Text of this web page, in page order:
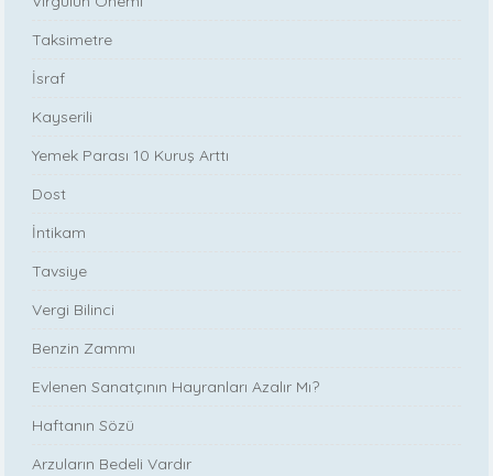
Taksimetre
İsraf
Kayserili
Yemek Parası 10 Kuruş Arttı
Dost
İntikam
Tavsiye
Vergi Bilinci
Benzin Zammı
Evlenen Sanatçının Hayranları Azalır Mı?
Haftanın Sözü
Arzuların Bedeli Vardır